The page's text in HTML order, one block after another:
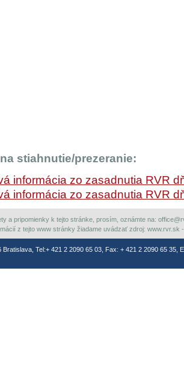
stiahnutie/prezeranie:
informácia zo zasadnutia RVR
informácia zo zasadnutia RVR
a pripomienky k tejto stránke, prosím, oznámte na:
z tejto www stránky žiadame uvádzať zdroj: www.rvr.sk
Bratislava, Tel:+ 421 2 2090 65 03, Fax: + 421 2 2090 65 35,